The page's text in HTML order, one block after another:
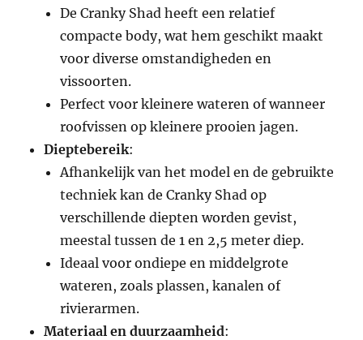
De Cranky Shad heeft een relatief
compacte body, wat hem geschikt maakt
voor diverse omstandigheden en
vissoorten.
Perfect voor kleinere wateren of wanneer
roofvissen op kleinere prooien jagen.
Dieptebereik:
Afhankelijk van het model en de gebruikte
techniek kan de Cranky Shad op
verschillende diepten worden gevist,
meestal tussen de 1 en 2,5 meter diep.
Ideaal voor ondiepe en middelgrote
wateren, zoals plassen, kanalen of
rivierarmen.
Materiaal en duurzaamheid: